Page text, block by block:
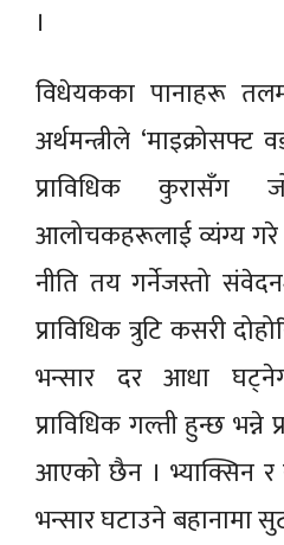
।
विधेयकका पानाहरू
अर्थमन्त्रीले
प्राविधिक कुरासँग
आलोचकहरूलाई व्यंग्य
नीति तय गर्नेजस्तो
प्राविधिक त्रुटि कसरी
भन्सार दर आधा
प्राविधिक गल्ती हुन्छ भन्ने
आएको छैन । भ्याक्सिन र
भन्सार घटाउने बहानामा